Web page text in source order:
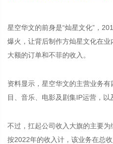
星空华文的前身是“灿星文化”，
爆火，让背后制作方灿星文化在
大额的订单和不菲的收入。
资料显示，星空华文的主营业务
目、音乐、电影及剧集IP运营，以
不过，扛起公司收入大旗的主要为
按2022年的收入计，该业务在总收